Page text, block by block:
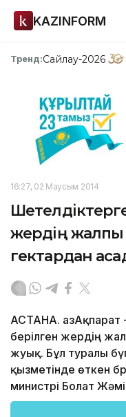
KAZINFORM
Тренд:Сайлау-2026
16:27, 02 Маусым 2014
жердiң жалпы
гектардан
АСТАНА.
берiлген жердiң
жуық. Бұл туралы
қызметiнде өткен
министрi Болат